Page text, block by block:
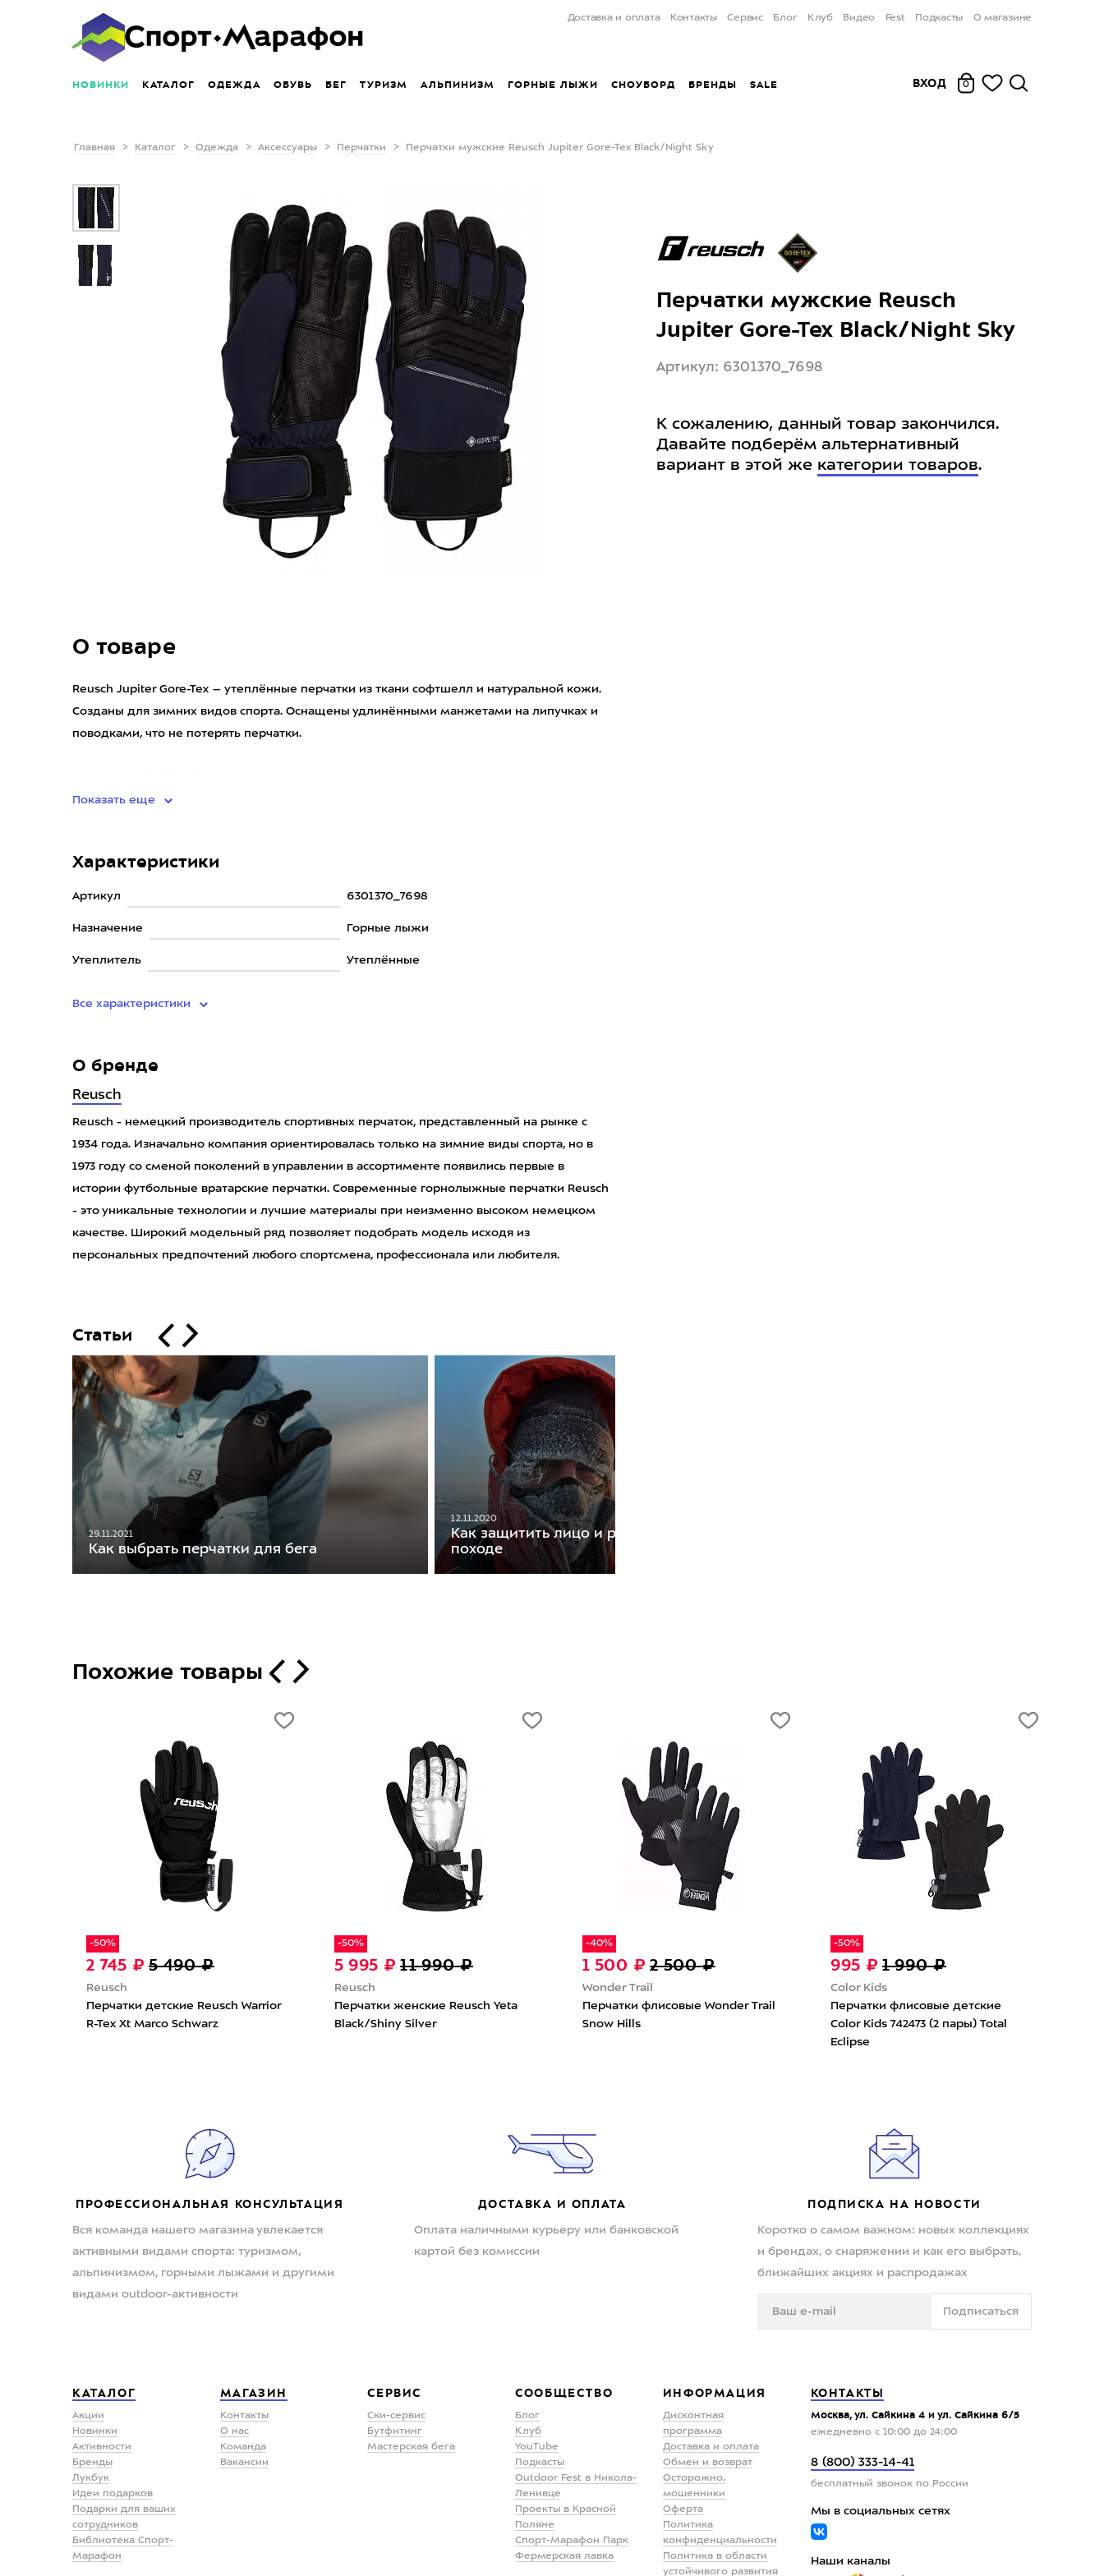
Доставка и оплата Контакты Сервис Блог Клуб Видео Fest Подкасты О магазине
НОВИНКИ КАТАЛОГ ОДЕЖДА ОБУВЬ БЕГ ТУРИЗМ АЛЬПИНИЗМ ГОРНЫЕ ЛЫЖИ СНОУБОРД БРЕНДЫ SALE ВХОД 0
Главная Каталог Одежда Аксессуары Перчатки Перчатки мужские Reusch Jupiter Gore-Tex Black/Night Sky
О товаре
Reusch Jupiter Gore-Tex – утеплённые перчатки из ткани софтшелл и натуральной кожи.
Созданы для зимних видов спорта. Оснащены удлинёнными манжетами на липучках и
поводками, что не потерять перчатки.
Показать еще
Характеристики
Артикул 6301370_7698
Назначение Горные лыжи
Утеплитель Утеплённые
Все характеристики
О бренде
Reusch
Reusch - немецкий производитель спортивных перчаток, представленный на рынке с
1934 года. Изначально компания ориентировалась только на зимние виды спорта, но в
1973 году со сменой поколений в управлении в ассортименте появились первые в
истории футбольные вратарские перчатки. Современные горнолыжные перчатки Reusch
- это уникальные технологии и лучшие материалы при неизменно высоком немецком
качестве. Широкий модельный ряд позволяет подобрать модель исходя из
персональных предпочтений любого спортсмена, профессионала или любителя.
Статьи
29.11.2021
Как выбрать перчатки для бега
12.11.2020
Как защитить лицо и руки в зимнем
походе
Перчатки мужские Reusch
Jupiter Gore-Tex Black/Night Sky
Артикул: 6301370_7698
К сожалению, данный товар закончился.
Давайте подберём альтернативный
вариант в этой же категории товаров.
Похожие товары
-50%
2 745 ₽ 5 490 ₽
Reusch
Перчатки детские Reusch Warrior
R-Tex Xt Marco Schwarz
-50%
5 995 ₽ 11 990 ₽
Reusch
Перчатки женские Reusch Yeta
Black/Shiny Silver
-40%
1 500 ₽ 2 500 ₽
Wonder Trail
Перчатки флисовые Wonder Trail
Snow Hills
-50%
995 ₽ 1 990 ₽
Color Kids
Перчатки флисовые детские
Color Kids 742473 (2 пары) Total
Eclipse
ПРОФЕССИОНАЛЬНАЯ КОНСУЛЬТАЦИЯ
Вся команда нашего магазина увлекается
активными видами спорта: туризмом,
альпинизмом, горными лыжами и другими
видами outdoor-активности
ДОСТАВКА И ОПЛАТА
Оплата наличными курьеру или банковской
картой без комиссии
ПОДПИСКА НА НОВОСТИ
Коротко о самом важном: новых коллекциях
и брендах, о снаряжении и как его выбрать,
ближайших акциях и распродажах
Подписаться
КАТАЛОГ
Акции
Новинки
Активности
Бренды
Лукбук
Идеи подарков
Подарки для ваших
сотрудников
Библиотека Спорт-
Марафон
МАГАЗИН
Контакты
О нас
Команда
Вакансии
СЕРВИС
Ски-сервис
Бутфитинг
Мастерская бега
СООБЩЕСТВО
Блог
Клуб
YouTube
Подкасты
Outdoor Fest в Никола-
Ленивце
Проекты в Красной
Поляне
Спорт-Марафон Парк
Фермерская лавка
ИНФОРМАЦИЯ
Дисконтная
программа
Доставка и оплата
Обмен и возврат
Осторожно,
мошенники
Оферта
Политика
конфиденциальности
Политика в области
устойчивого развития
КОНТАКТЫ
Москва, ул. Сайкина 4 и ул. Сайкина 6/5
ежедневно с 10:00 до 24:00
8 (800) 333-14-41
бесплатный звонок по России
Мы в социальных сетях
Наши каналы